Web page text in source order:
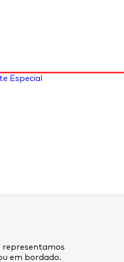
Especial
representamos
em bordado.